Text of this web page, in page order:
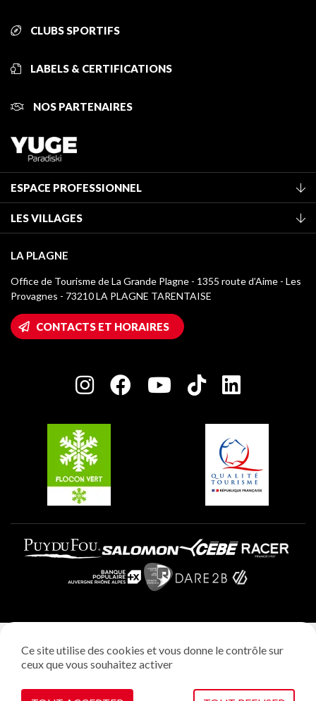
CLUBS SPORTIFS
LABELS & CERTIFICATIONS
NOS PARTENAIRES
ESPACE PROFESSIONNEL
Classement des meublés
Taxe de séjour
Médiathèque
Logos La Plagne
Accès Wifi
Maison des Propriétaires
Charte des Acteurs Engagés
LES VILLAGES
Montchavin - Les Coches
Champagny-en-Vanoise
Plagne 1800
Plagne Villages
Plagne Aime 2000
LA PLAGNE
Office de Tourisme de La Grande Plagne - 1355 route d’Aime - Les
Provagnes - 73210 LA PLAGNE TARENTAISE
CONTACTS ET HORAIRES
Gestion des cookies
Ce site utilise des cookies et vous donne le contrôle sur
ceux que vous souhaitez activer